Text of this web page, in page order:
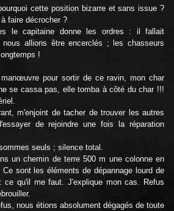
cette position bizarre et sans issue ?
faire décrocher ?
le capitaine donne les ordres : il fallait
nous allions être encerclés ; les chasseurs
!
pour sortir de ce ravin, mon char
se cassa pas, elle tomba à côté du char !!!
m'enjoint de tacher de trouver les autres
de rejoindre une fois la réparation
seuls ; silence total.
un chemin de terre 500 m une colonne en
sont les éléments de dépannage lourd de
ce qu'il me faut. J'explique mon cas. Refus
nous étions absolument dégagés de toute